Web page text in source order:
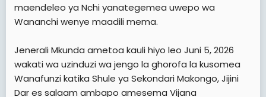
maendeleo ya Nchi yanategemea uwepo wa
Wananchi wenye maadili mema.
Jenerali Mkunda ametoa kauli hiyo leo Juni 5, 2026
wakati wa uzinduzi wa jengo la ghorofa la kusomea
Wanafunzi katika Shule ya Sekondari Makongo, Jijini
Dar es salaam ambapo amesema Vijana